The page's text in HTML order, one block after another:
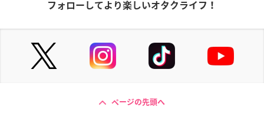
フォローしてより楽しいオタクライフ！
ページの先頭へ